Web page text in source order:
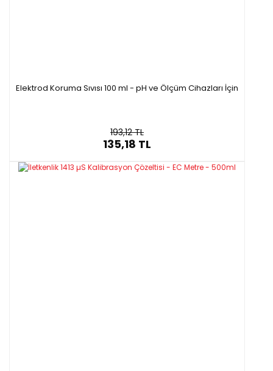
Elektrod Koruma Sıvısı 100 ml - pH ve Ölçüm Cihazları İçin
193,12 TL
135,18 TL